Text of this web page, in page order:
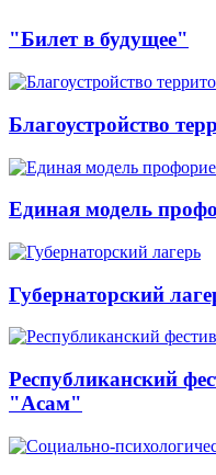
"Билет в будущее"
Благоустройство
Единая модель
Губернаторский
Республиканский
"Асам"